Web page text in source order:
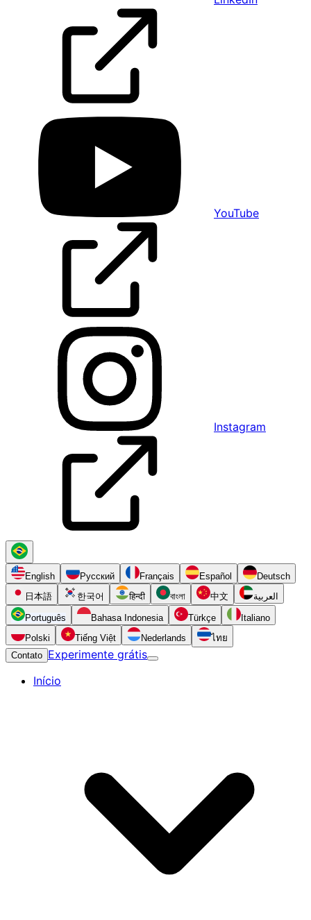
YouTube
Instagram
English Русский Français Español
Deutsch
日本語
한국어 हिन्दी বাংলা 中文 العربية
Português Bahasa Indonesia Türkçe
Italiano
Polski
Tiếng Việt Nederlands
ไทย
Contato Experimente grátis
Início